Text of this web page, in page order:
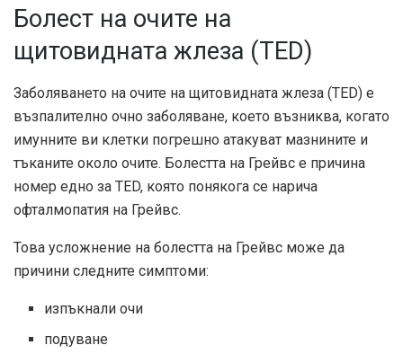
Болест на очите на
щитовидната жлеза (TED)
Заболяването на очите на щитовидната жлеза (TED) е
възпалително очно заболяване, което възниква, когато
имунните ви клетки погрешно атакуват мазнините и
тъканите около очите. Болестта на Грейвс е причина
номер едно за TED, която понякога се нарича
офталмопатия на Грейвс.
Това усложнение на болестта на Грейвс може да
причини следните симптоми:
изпъкнали очи
подуване